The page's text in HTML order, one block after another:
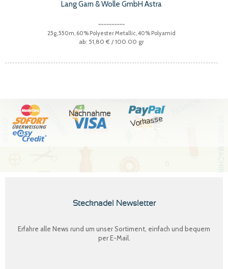
Lang Garn & Wolle GmbH Astra
25g, 550m, 60% Polyester Metallic, 40% Polyamid
51,80 € / 100.00 gr
Nachnahme
Vorkasse
Stecknadel Newsletter
Erfahre alle News rund um unser Sortiment, einfach und bequem
per E-Mail.